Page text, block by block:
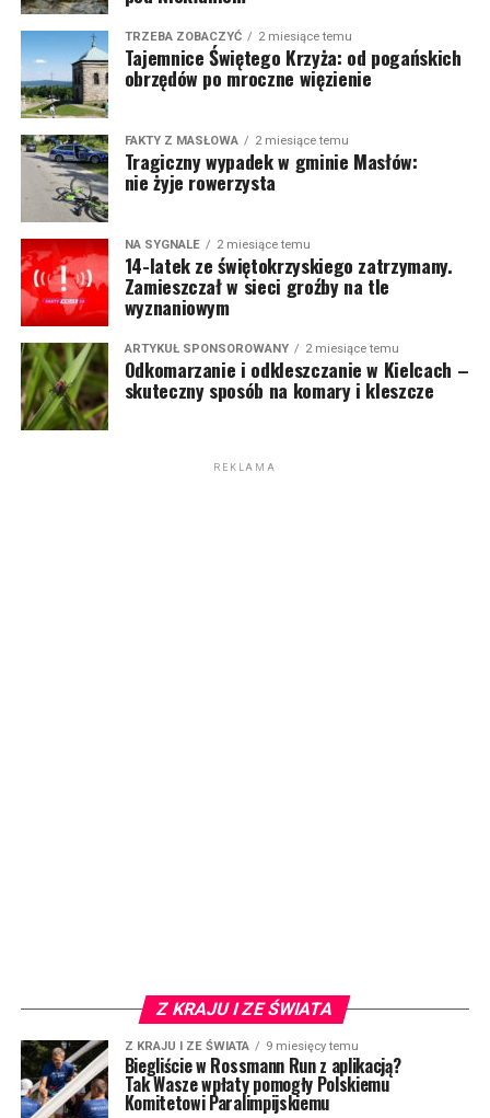
TRZEBA ZOBACZYĆ 2 miesiące temu
Tajemnice Świętego Krzyża: od pogańskich
obrzędów po mroczne więzienie
FAKTY Z MASŁOWA 2 miesiące temu
Tragiczny wypadek w gminie Masłów:
nie żyje rowerzysta
NA SYGNALE 2 miesiące temu
14-latek ze świętokrzyskiego zatrzymany.
Zamieszczał w sieci groźby na tle
wyznaniowym
ARTYKUŁ SPONSOROWANY 2 miesiące temu
Odkomarzanie i odkleszczanie w Kielcach –
skuteczny sposób na komary i kleszcze
REKLAMA
Z KRAJU I ZE ŚWIATA
Z KRAJU I ZE ŚWIATA 9 miesięcy temu
Biegliście w Rossmann Run z aplikacją?
Tak Wasze wpłaty pomogły Polskiemu
Komitetowi Paralimpijskiemu